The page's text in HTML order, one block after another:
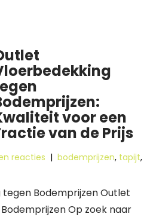
voor een
van de Prijs
reacties | bodemprijzen, tapijt,
Bodemprijzen Outlet
Op zoek naar